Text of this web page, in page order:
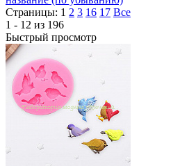
Страницы: 1 2 3 16 17 Все
1 - 12 из 196
Быстрый просмотр